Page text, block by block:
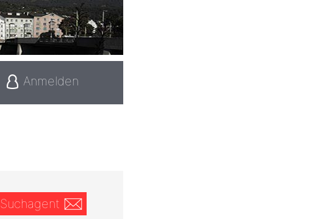
Anmelden
Suchagent